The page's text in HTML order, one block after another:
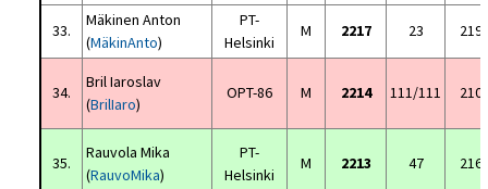
33.
Mäkinen Anton
(MäkinAnto)
PT-
Helsinki
M 2217 23
34.
Bril Iaroslav
(BrilIaro)
OPT-86 M 2214 111/111
35.
Rauvola Mika
(RauvoMika)
PT-
Helsinki
M 2213 47